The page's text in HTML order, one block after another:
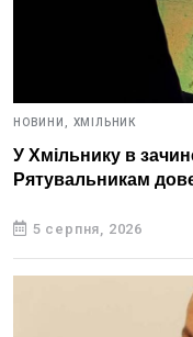
НОВИНИ, ХМІЛЬНИК
У Хмільнику в
Рятувальникам
5 серпня, 2026